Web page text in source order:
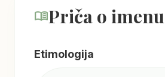
menu_bookPriča o imenu
Etimologija